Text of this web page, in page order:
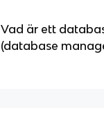
Vad är ett
(database